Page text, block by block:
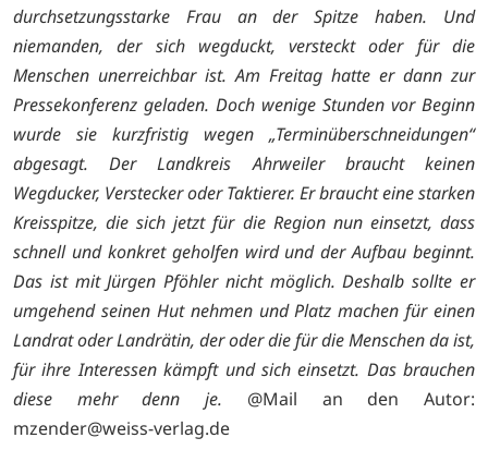
durchsetzungsstarke Frau an der Spitze haben. Und
niemanden, der sich wegduckt, versteckt oder für die
Menschen unerreichbar ist. Am Freitag hatte er dann zur
Pressekonferenz geladen. Doch wenige Stunden vor Beginn
wurde sie kurzfristig wegen „Terminüberschneidungen“
abgesagt.Der Landkreis Ahrweiler braucht keinen
Wegducker, Verstecker oder Taktierer. Er braucht eine starken
Kreisspitze, die sich jetzt für die Region nun einsetzt, dass
schnell und konkret geholfen wird und der Aufbau beginnt.
Das ist mit Jürgen Pföhler nicht möglich. Deshalb sollte er
umgehend seinen Hut nehmen und Platz machen für einen
Landrat oder Landrätin, der oder die für die Menschen da ist,
für ihre Interessen kämpft und sich einsetzt. Das brauchen
diese mehr denn je. @Mail an den Autor:
mzender@weiss-verlag.de